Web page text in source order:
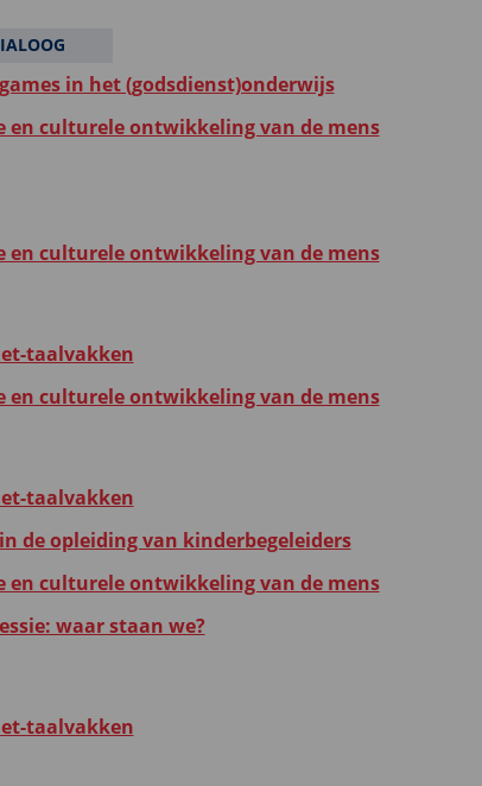
in het (godsdienst)onderwijs
en culturele ontwikkeling van de mens
en culturele ontwikkeling van de mens
taalvakken
en culturele ontwikkeling van de mens
taalvakken
de opleiding van kinderbegeleiders
en culturele ontwikkeling van de mens
waar staan we?
taalvakken